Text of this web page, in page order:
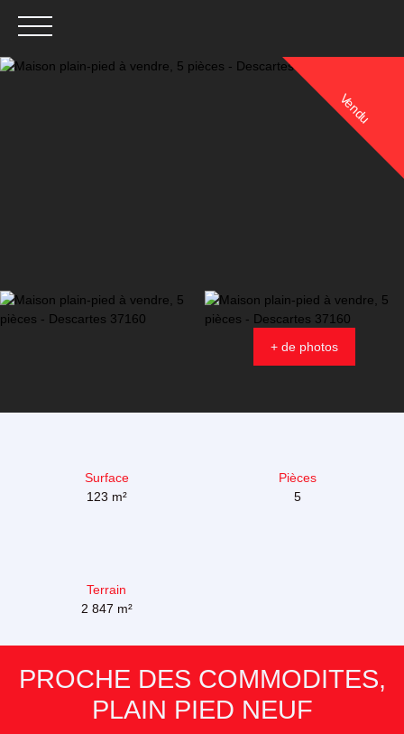
Vendu
+ de photos
Surface
123 m²
Pièces
5
Terrain
2 847 m²
PROCHE DES COMMODITES,
PLAIN PIED NEUF